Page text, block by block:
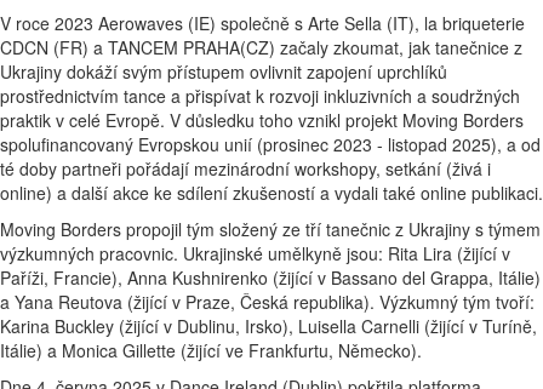
V roce 2023 Aerowaves (IE) společně s Arte Sella (IT), la briqueterie
CDCN (FR) a TANCEM PRAHA(CZ) začaly zkoumat, jak tanečnice z
Ukrajiny dokáží svým přístupem ovlivnit zapojení uprchlíků
prostřednictvím tance a přispívat k rozvoji inkluzivních a soudržných
praktik v celé Evropě. V důsledku toho vznikl projekt Moving Borders
spolufinancovaný Evropskou unií (prosinec 2023 - listopad 2025), a od
té doby partneři pořádají mezinárodní workshopy, setkání (živá i
online) a další akce ke sdílení zkušeností a vydali také online publikaci.
Moving Borders propojil tým složený ze tří tanečnic z Ukrajiny s týmem
výzkumných pracovnic. Ukrajinské umělkyně jsou: Rita Lira (žijící v
Paříži, Francie), Anna Kushnirenko (žijící v Bassano del Grappa, Itálie)
a Yana Reutova (žijící v Praze, Česká republika). Výzkumný tým tvoří:
Karina Buckley (žijící v Dublinu, Irsko), Luisella Carnelli (žijící v Turíně,
Itálie) a Monica Gillette (žijící ve Frankfurtu, Německo).